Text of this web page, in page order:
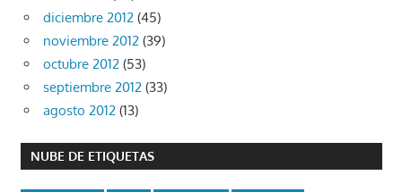
diciembre 2012 (45)
noviembre 2012 (39)
octubre 2012 (53)
septiembre 2012 (33)
agosto 2012 (13)
NUBE DE ETIQUETAS